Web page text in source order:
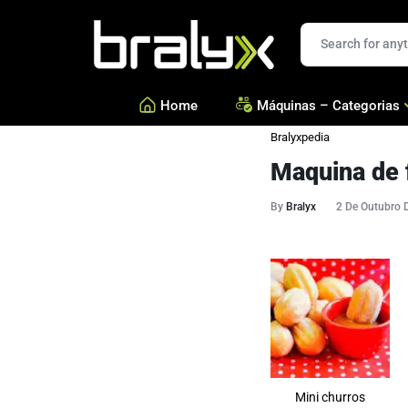
Home Máquinas – Categorias
Salgados, Coxinhas e
Bralyxpedia
Maquina
By Bralyx 2 De Outubro
Mini churros